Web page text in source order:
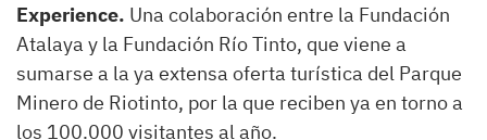
Experience. Una colaboración entre la Fundación
Atalaya y la Fundación Río Tinto, que viene a
sumarse a la ya extensa oferta turística del Parque
Minero de Riotinto, por la que reciben ya en torno a
los 100.000 visitantes al año.